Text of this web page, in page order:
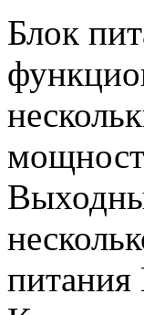
Блок